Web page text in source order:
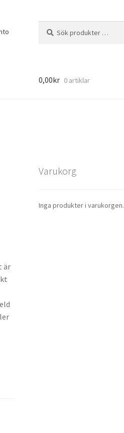
efter:
0,00kr 0 artiklar
är
Varukorg
Inga produkter i varukorgen.